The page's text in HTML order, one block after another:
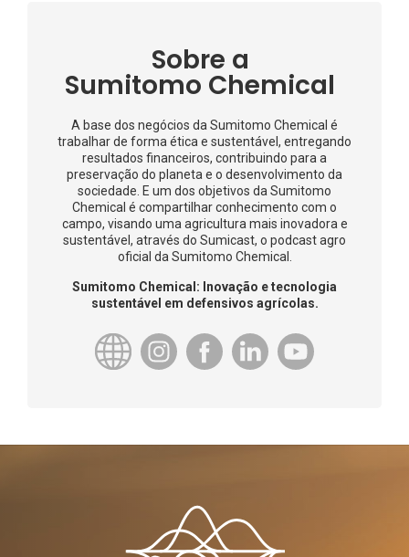
Sobre a
Sumitomo Chemical
A base dos negócios da Sumitomo Chemical é
trabalhar de forma ética e sustentável, entregando
resultados financeiros, contribuindo para a
preservação do planeta e o desenvolvimento da
sociedade. E um dos objetivos da Sumitomo
Chemical é compartilhar conhecimento com o
campo, visando uma agricultura mais inovadora e
sustentável, através do Sumicast, o podcast agro
oficial da Sumitomo Chemical.
Sumitomo Chemical: Inovação e tecnologia
sustentável em defensivos agrícolas.